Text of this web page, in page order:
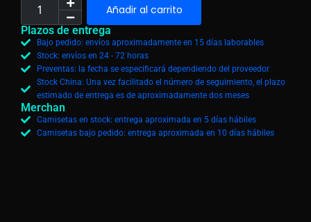
Añadir al carrito
Plazos de entrega
Bajo pedido: envíos aproximadamente en 15 días laborables
Stock: envíos en 24 - 72 horas
Preventas: la fecha se especificará dependiendo del proveedor
Stock China: Una vez facilitado el número de seguimiento, el plazo
estimado de entrega es de aproximadamente dos meses
Merchan
Camisetas en stock: entrega aproximada en 5 días hábiles
Camisetas bajo pedido: entrega aproximada en 10 días hábiles